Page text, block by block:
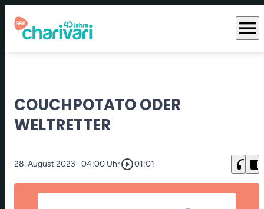
menu
COUCHPOTATO ODER
WELTRETTER
28. August 2023 · 04:00 Uhrplay_circle_outline01:01 headphones chrome_reader_mode